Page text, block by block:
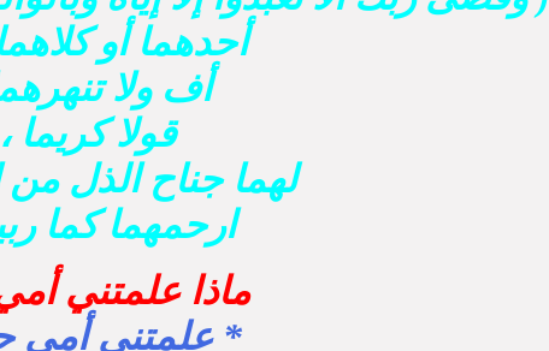
أحدهما أو
أف ولا
قولا
لهما جناح الذل
ارحمهما كما
ماذا علمتني
* علمتني أمي